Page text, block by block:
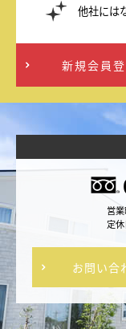
他社には
新規会員
営
定
お問い合